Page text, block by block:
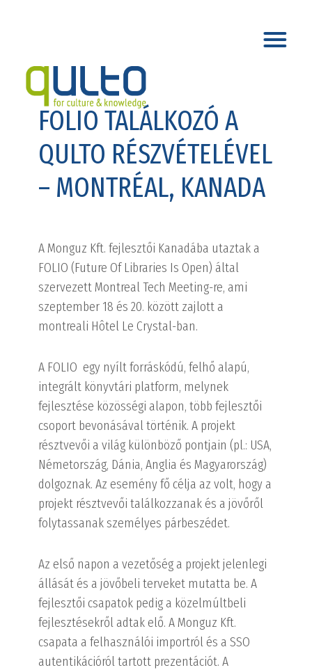
FOLIO TALÁLKOZÓ A
QULTO RÉSZVÉTELÉVEL
– MONTRÉAL, KANADA
A Monguz Kft. fejlesztői Kanadába utaztak a
FOLIO (Future Of Libraries Is Open) által
szervezett Montreal Tech Meeting-re, ami
szeptember 18 és 20. között zajlott a
montreali Hôtel Le Crystal-ban.
A FOLIO egy nyílt forráskódú, felhő alapú,
integrált könyvtári platform, melynek
fejlesztése közösségi alapon, több fejlesztői
csoport bevonásával történik. A projekt
résztvevői a világ különböző pontjain (pl.: USA,
Németország, Dánia, Anglia és Magyarország)
dolgoznak. Az esemény fő célja az volt, hogy a
projekt résztvevői találkozzanak és a jövőről
folytassanak személyes párbeszédet.
Az első napon a vezetőség a projekt jelenlegi
állását és a jövőbeli terveket mutatta be. A
fejlesztői csapatok pedig a közelmúltbeli
fejlesztésekről adtak elő. A Monguz Kft.
csapata a felhasználói importról és a SSO
autentikációról tartott prezentációt. A